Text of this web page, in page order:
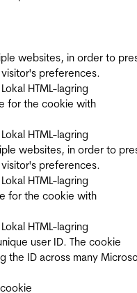
websites, in order to
preferences.
HTML-lagring
for the cookie with
HTML-lagring
websites, in order to
preferences.
HTML-lagring
for the cookie with
HTML-lagring
user ID. The cookie
the ID across many